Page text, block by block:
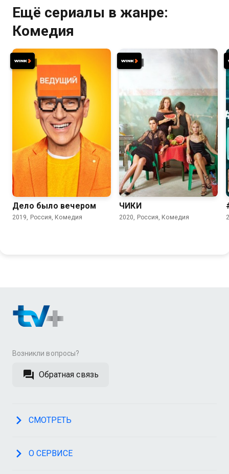
Ещё сериалы в жанре:
Комедия
7.1
Дело было вечером
2019, Россия, Комедия
7.7 7.6
ЧИКИ
2020, Россия, Комедия
Возникли вопросы?
Обратная связь
СМОТРЕТЬ
О СЕРВИСЕ